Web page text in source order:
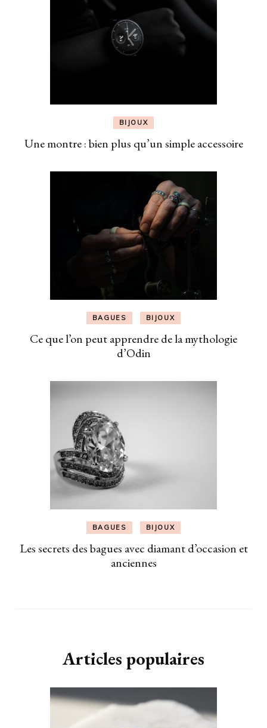
BIJOUX
Une montre : bien plus qu’un simple accessoire
BAGUES BIJOUX
Ce que l’on peut apprendre de la mythologie
d’Odin
BAGUES BIJOUX
Les secrets des bagues avec diamant d’occasion et
anciennes
Articles populaires